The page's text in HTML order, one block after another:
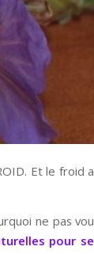
Et le froid
ne pas
pour